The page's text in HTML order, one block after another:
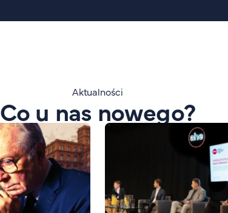
Aktualności
Co u nas nowego?